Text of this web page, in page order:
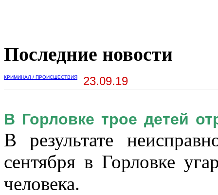
Последние новости
КРИМИНАЛ / ПРОИСШЕСТВИЯ 23.09.19
В Горловке трое детей
В результате
сентября в Горловке
человека.